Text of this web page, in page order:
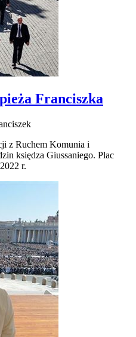
Franciszka
z Ruchem Komunia i
księdza Giussaniego. Plac
r.